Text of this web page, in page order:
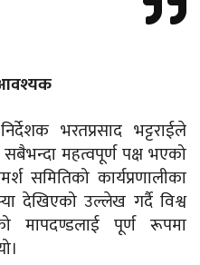
आवश्यक
भरतप्रसाद भट्टराईले
महत्वपूर्ण पक्ष भएको
समितिको कार्यप्रणालीका
देखिएको उल्लेख गर्दै विश्व
मापदण्डलाई पूर्ण रूपमा